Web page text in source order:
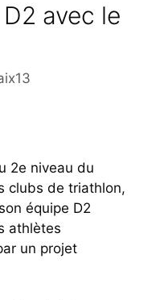
avec le
2e niveau du
clubs de triathlon,
équipe D2
athlètes
un projet